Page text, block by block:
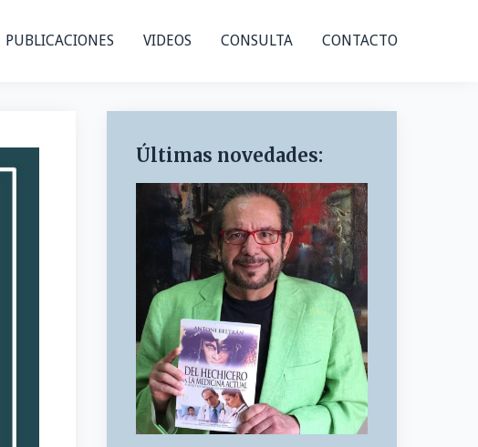
PUBLICACIONES VIDEOS CONSULTA CONTACTO
Últimas novedades: